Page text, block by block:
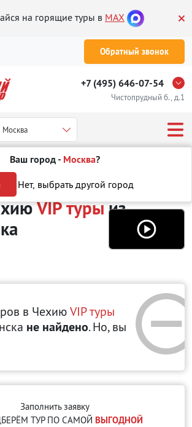
на горящие туры в MAX
Обратный звонок
+7 (495) 646-07-54
Чистопрудный б., д.1
Москва
Ваш город - Москва?
Нет, выбрать другой город
Отдых в Чехии VIP туры
VIP турыиз
в Чехию VIP туры
не найдено. Но, вы
Заполнить заявку
ТУР ПО САМОЙ ВЫГОДНОЙ